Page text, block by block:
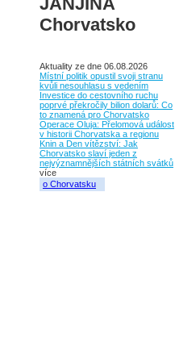
Chorvatsko
Aktuality ze dne 06.08.2026
Místní politik opustil svoji stranu
kvůli nesouhlasu s vedením
Investice do cestovního ruchu
poprvé překročily bilion dolarů: Co
to znamená pro Chorvatsko
Operace Oluja: Přelomová událost
v historii Chorvatska a regionu
Knin a Den vítězství: Jak
Chorvatsko slaví jeden z
nejvýznamnějších státních svátků
více
o Chorvatsku